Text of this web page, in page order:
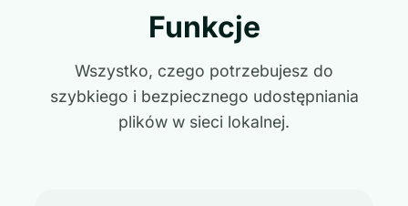
Funkcje
Wszystko, czego potrzebujesz do
szybkiego i bezpiecznego udostępniania
plików w sieci lokalnej.